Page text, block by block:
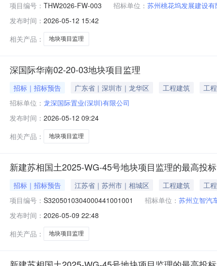
项目编号： THW2026-FW-003 招标单位： 苏州桃花坞发展建设
发布时间： 2026-05-12 15:42
相关产品：
地块项目监理
深国际华南02-20-03地块项目监理
招标｜招标预告 广东省｜深圳市｜龙华区 工程建筑
工程
招标单位： 龙深国际置业(深圳)有限公司
发布时间： 2026-05-12 09:24
相关产品：
地块项目监理
新建苏相国土2025-WG-45号地块项目监理的最高投
招标｜招标预告 江苏省｜苏州市｜相城区 工程建筑
工程
项目编号： S3205010304000441001001 招标单位： 苏州立智汽
发布时间： 2026-05-09 22:48
相关产品：
地块项目监理